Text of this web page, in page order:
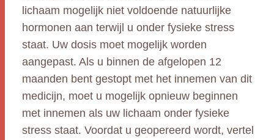
lichaam mogelijk niet voldoende natuurlijke
hormonen aan terwijl u onder fysieke stress
staat. Uw dosis moet mogelijk worden
aangepast. Als u binnen de afgelopen 12
maanden bent gestopt met het innemen van dit
medicijn, moet u mogelijk opnieuw beginnen
met innemen als uw lichaam onder fysieke
stress staat. Voordat u geopereerd wordt, vertel